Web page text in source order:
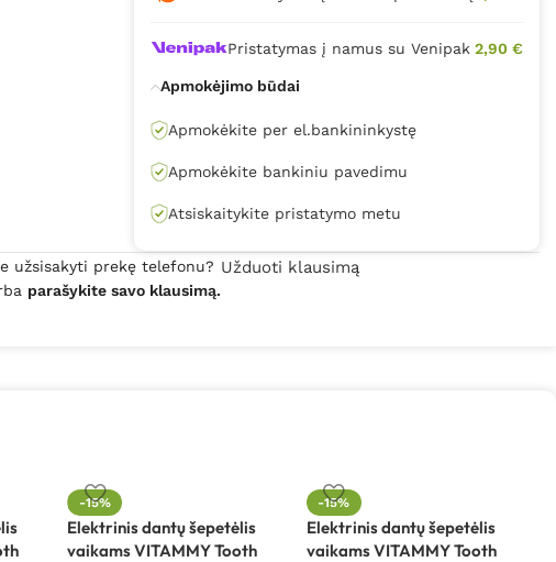
Pristatymas į namus su Venipak 2,90 €
Apmokėjimo būdai
Apmokėkite per el.bankininkystę
Apmokėkite bankiniu pavedimu
Atsiskaitykite pristatymo metu
užsisakyti prekę telefonu?
parašykite savo klausimą.
Užduoti klausimą
-15%
Elektrinis dantų šepetėlis
vaikams VITAMMY Tooth
-15%
Elektrinis dantų šepetėlis
vaikams VITAMMY Tooth